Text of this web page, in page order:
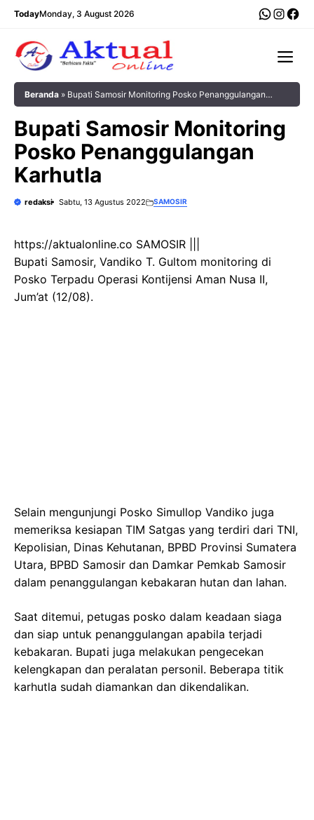
Langsung
TodayMonday, 3 August 2026
Beranda » Bupati Samosir Monitoring Posko Penanggulangan
Bupati Samosir Monitoring
Posko Penanggulangan
Karhutla
redaksi Sabtu, 13 Agustus 2022 SAMOSIR
https://aktualonline.co SAMOSIR |||
Bupati Samosir, Vandiko T. Gultom monitoring di
Posko Terpadu Operasi Kontijensi Aman Nusa II,
Jum’at (12/08).
Selain mengunjungi Posko Simullop Vandiko juga
memeriksa kesiapan TIM Satgas yang terdiri dari TNI,
Kepolisian, Dinas Kehutanan, BPBD Provinsi Sumatera
Utara, BPBD Samosir dan Damkar Pemkab Samosir
dalam penanggulangan kebakaran hutan dan lahan.
Saat ditemui, petugas posko dalam keadaan siaga
dan siap untuk penanggulangan apabila terjadi
kebakaran. Bupati juga melakukan pengecekan
kelengkapan dan peralatan personil. Beberapa titik
karhutla sudah diamankan dan dikendalikan.